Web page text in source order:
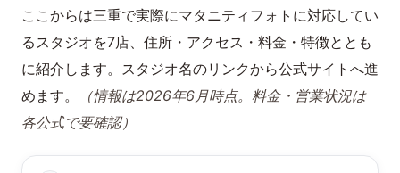
ここからは三重で実際にマタニティフォトに対応してい
るスタジオを7店、住所・アクセス・料金・特徴ととも
に紹介します。スタジオ名のリンクから公式サイトへ進
めます。
（情報は2026年6月時点。料金・営業状況は
各公式で要確認）